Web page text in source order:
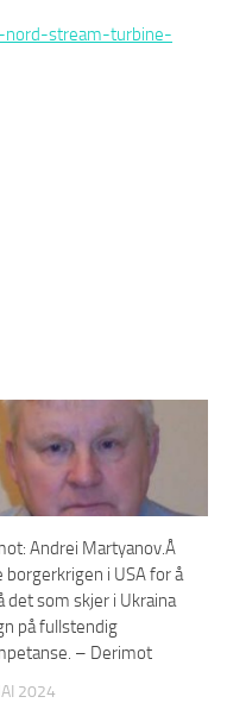
nord-stream-turbine-
Andrei Martyanov.Å
borgerkrigen i USA for å
det som skjer i Ukraina
på fullstendig
– Derimot
2024